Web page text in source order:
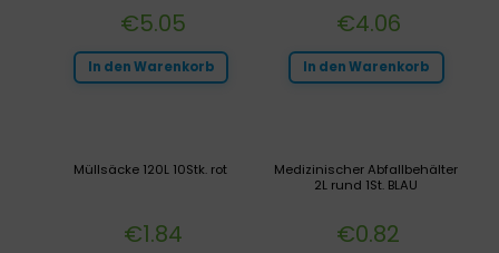
€4.06
In den Warenkorb
€5.05
In den Warenkorb
Medizinischer Abfallbehälter
2L rund 1St. BLAU
€0.82
Müllsäcke 120L 10Stk. rot
€1.84